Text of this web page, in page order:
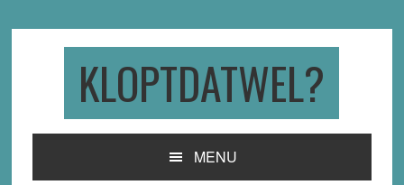
KLOPTDATWEL?
MENU